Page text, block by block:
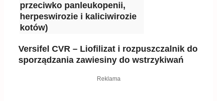
przeciwko panleukopenii,
herpeswirozie i kaliciwirozie
kotów)
Versifel CVR – Liofilizat i rozpuszczalnik do
sporządzania zawiesiny do wstrzykiwań
Reklama